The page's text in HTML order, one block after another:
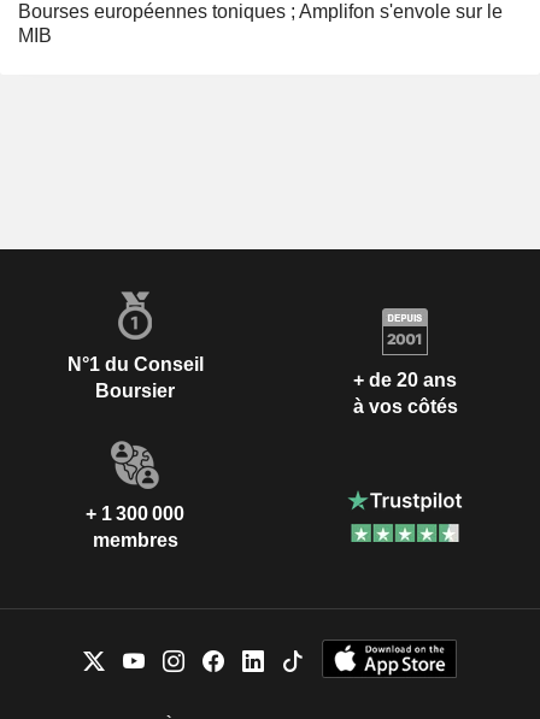
Bourses européennes toniques ; Amplifon s'envole sur le
MIB
N°1 du Conseil
Boursier
+ de 20 ans
à vos côtés
+ 1 300 000
membres